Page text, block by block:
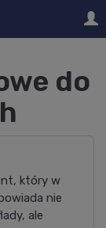
do
który w
nie
ale